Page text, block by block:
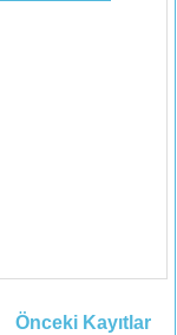
Önceki Kayıtlar